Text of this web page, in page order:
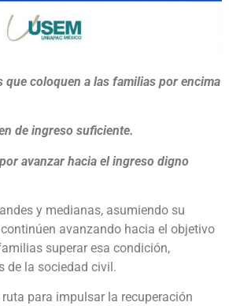
que coloquen a las familias por encima
de ingreso suficiente.
avanzar hacia el ingreso digno
y medianas, asumiendo su
avanzando hacia el objetivo
superar esa condición,
de la sociedad civil.
para impulsar la recuperación